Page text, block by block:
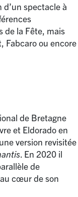
spectacle à
de la Fête, mais
Fabcaro ou encore
de Bretagne
et Eldorado en
version revisitée
. En 2020 il
de
cœur de son